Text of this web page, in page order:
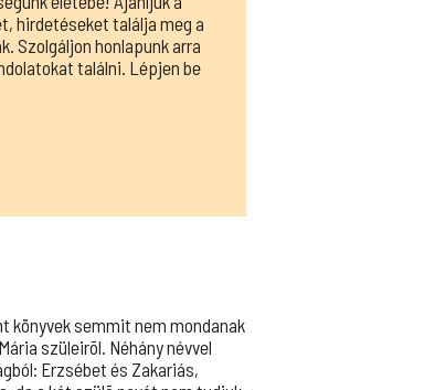
hirdetéseket találja meg a
Szolgáljon honlapunk arra
találni. Lépjen be
könyvek semmit nem mondanak
szüleirõl. Néhány névvel
Erzsébet és Zakariás,